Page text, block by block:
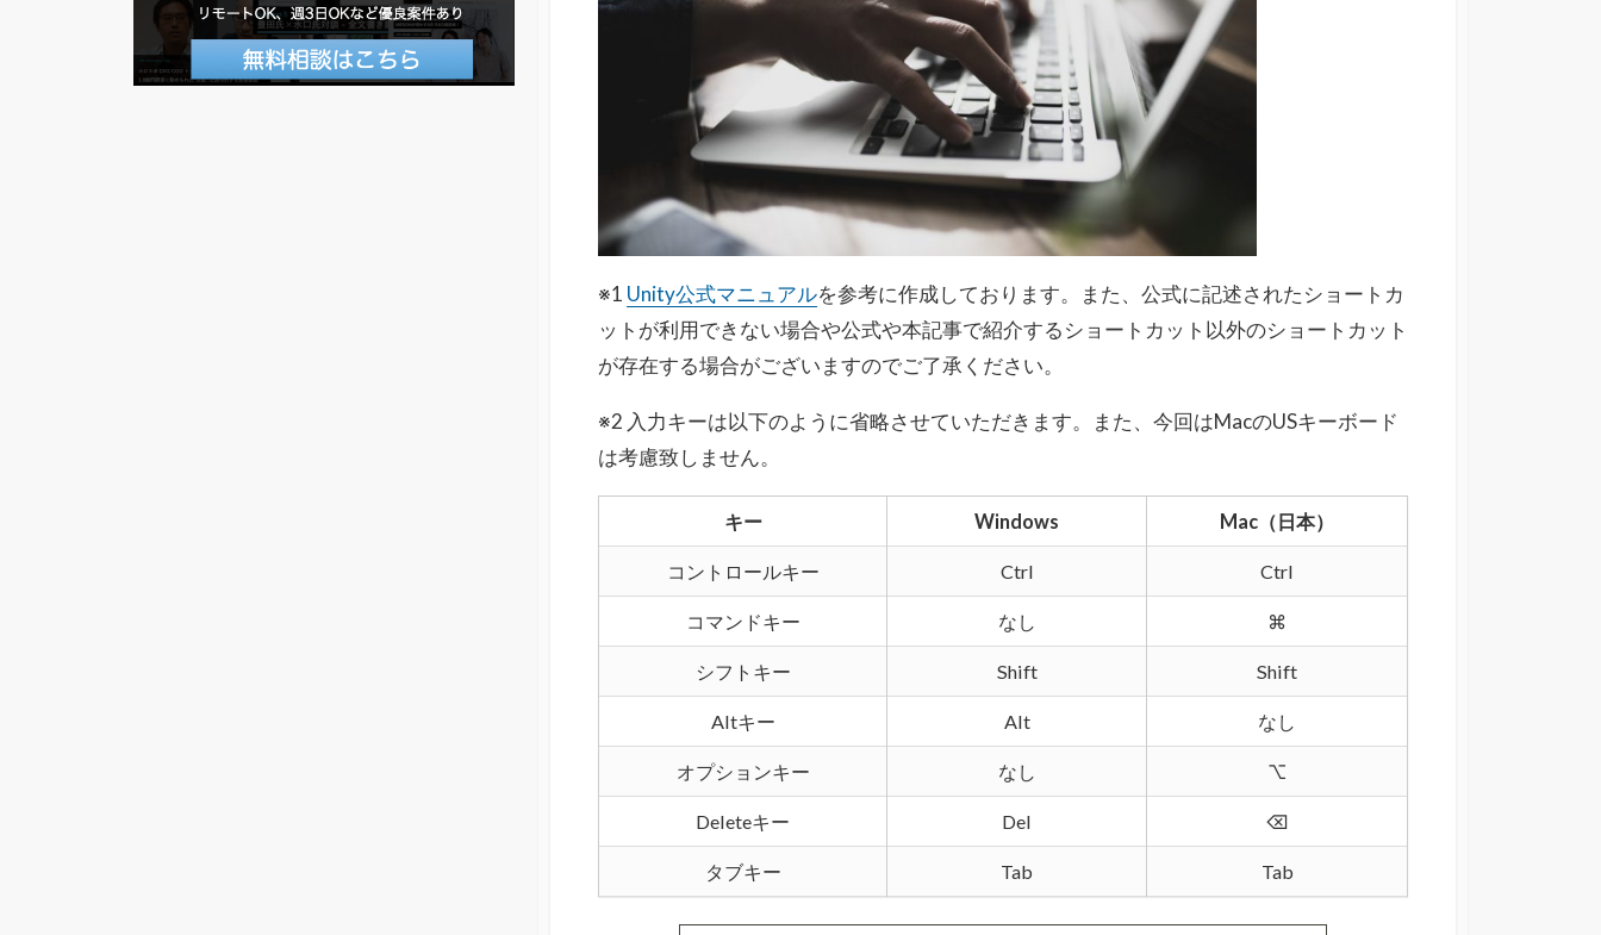
※1 Unity公式マニュアルを参考に作成しております。また、公式に記述されたショートカ
ットが利用できない場合や公式や本記事で紹介するショートカット以外のショートカット
が存在する場合がございますのでご了承ください。
※2 入力キーは以下のように省略させていただきます。また、今回はMacのUSキーボード
は考慮致しません。
キー Windows Mac（日本）
コントロールキー Ctrl Ctrl
コマンドキー なし ⌘
シフトキー Shift Shift
Altキー Alt なし
オプションキー なし ⌥
Deleteキー Del ⌫
タブキー Tab Tab